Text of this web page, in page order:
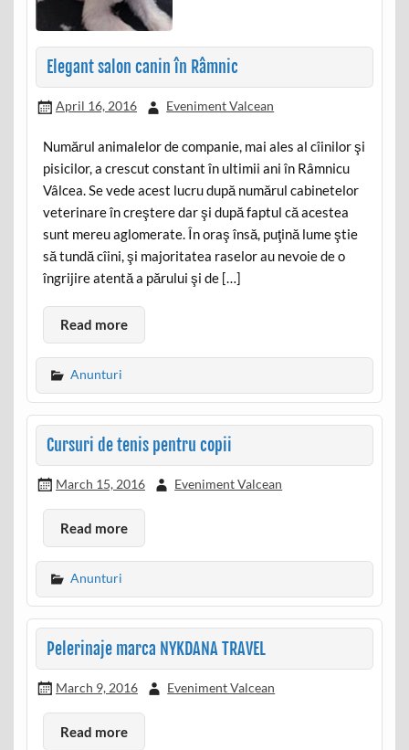
Elegant salon canin în Râmnic
April 16, 2016 Eveniment Valcean
Numărul animalelor de companie, mai ales al cîinilor şi
pisicilor, a crescut constant în ultimii ani în Râmnicu
Vâlcea. Se vede acest lucru după numărul cabinetelor
veterinare în creştere dar şi după faptul că acestea
sunt mereu aglomerate. În oraş însă, puţină lume ştie
să tundă cîini, şi majoritatea raselor au nevoie de o
îngrijire atentă a părului şi de […]
Read more
Anunturi
Cursuri de tenis pentru copii
March 15, 2016 Eveniment Valcean
Read more
Anunturi
Pelerinaje marca NYKDANA TRAVEL
March 9, 2016 Eveniment Valcean
Read more